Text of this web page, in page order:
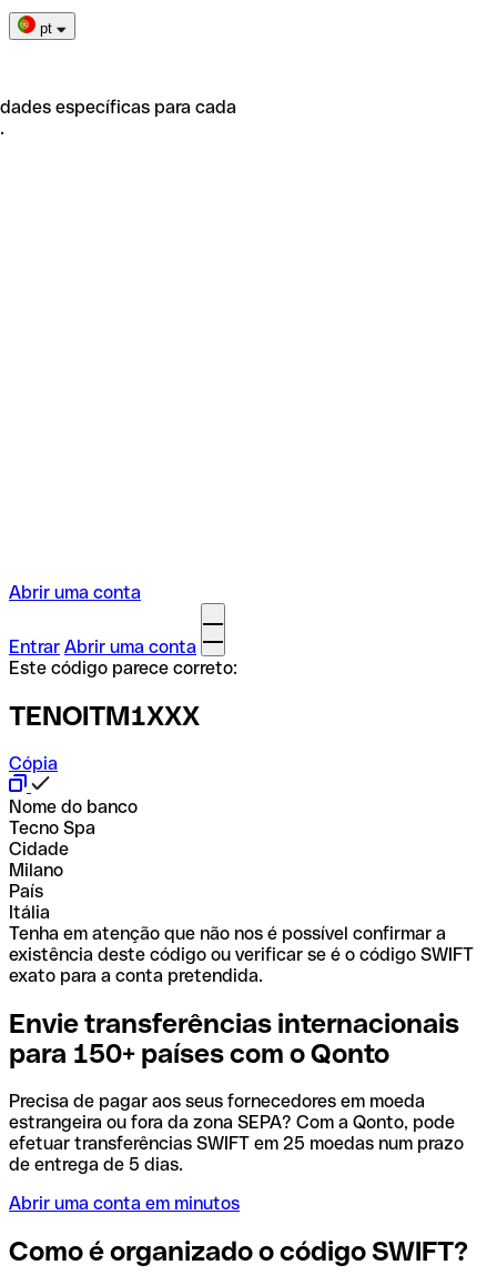
pt
específicas para cada
Abrir uma conta
Entrar Abrir uma conta
Este código parece correto:
TENOITM1XXX
Cópia
Nome do banco
Tecno Spa
Cidade
Milano
País
Itália
Tenha em atenção que não nos é possível confirmar a
existência deste código ou verificar se é o código SWIFT
exato para a conta pretendida.
Envie transferências internacionais
para 150+ países com o Qonto
Precisa de pagar aos seus fornecedores em moeda
estrangeira ou fora da zona SEPA? Com a Qonto, pode
efetuar transferências SWIFT em 25 moedas num prazo
de entrega de 5 dias.
Abrir uma conta em minutos
Como é organizado o código SWIFT?